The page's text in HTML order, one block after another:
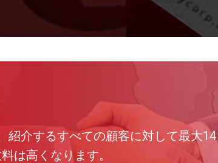
紹介するすべての顧客に対して最大
は高くなります。